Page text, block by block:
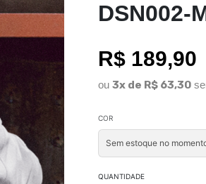
DSN002-
R$ 189,90
ou 3x de R$ 63,30
COR
QUANTIDADE